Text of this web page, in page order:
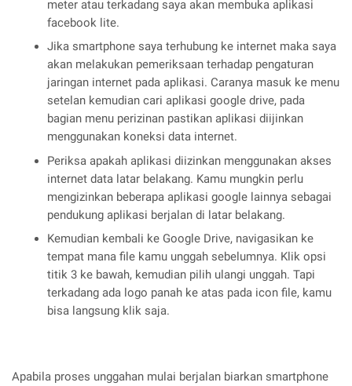
meter atau terkadang saya akan membuka aplikasi
facebook lite.
Jika smartphone saya terhubung ke internet maka saya
akan melakukan pemeriksaan terhadap pengaturan
jaringan internet pada aplikasi. Caranya masuk ke menu
setelan kemudian cari aplikasi google drive, pada
bagian menu perizinan pastikan aplikasi diijinkan
menggunakan koneksi data internet.
Periksa apakah aplikasi diizinkan menggunakan akses
internet data latar belakang. Kamu mungkin perlu
mengizinkan beberapa aplikasi google lainnya sebagai
pendukung aplikasi berjalan di latar belakang.
Kemudian kembali ke Google Drive, navigasikan ke
tempat mana file kamu unggah sebelumnya. Klik opsi
titik 3 ke bawah, kemudian pilih ulangi unggah. Tapi
terkadang ada logo panah ke atas pada icon file, kamu
bisa langsung klik saja.
Apabila proses unggahan mulai berjalan biarkan smartphone